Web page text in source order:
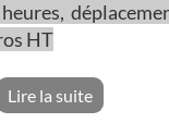
HT
Lire la suite